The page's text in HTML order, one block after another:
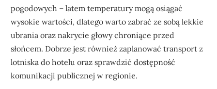
pogodowych – latem temperatury mogą osiągać
wysokie wartości, dlatego warto zabrać ze sobą lekkie
ubrania oraz nakrycie głowy chroniące przed
słońcem. Dobrze jest również zaplanować transport z
lotniska do hotelu oraz sprawdzić dostępność
komunikacji publicznej w regionie.